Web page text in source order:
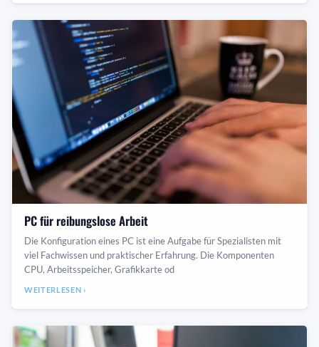
PC für reibungslose Arbeit
Die Konfiguration eines PC ist eine Aufgabe für Spezialisten mit
viel Fachwissen und praktischer Erfahrung. Die Komponenten
CPU, Arbeitsspeicher, Grafikkarte od
WEITERLESEN ›